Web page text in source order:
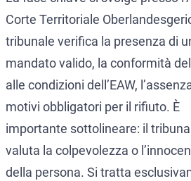
Corte Territoriale
tribunale verifica la presenza di
mandato valido, la conformità
alle condizioni dell’EAW,
motivi obbligatori per il rifiuto. È
importante sottolineare: il
valuta la colpevolezza o
della persona. Si tratta